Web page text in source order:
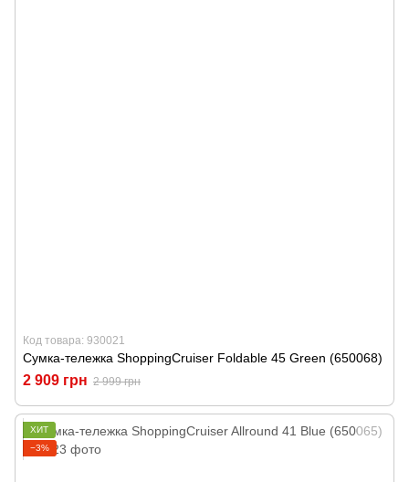
Код товара: 930021
Сумка-тележка ShoppingCruiser Foldable 45 Green (650068)
2 909 грн 2 999 грн
ХИТ
−3%